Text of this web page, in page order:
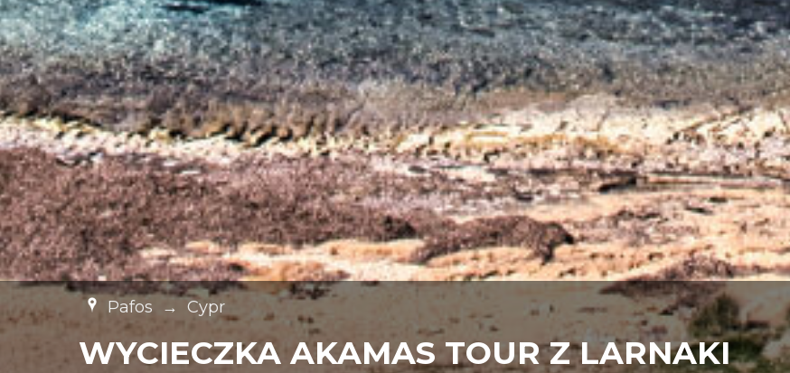
Pafos → Cypr
WYCIECZKA AKAMAS TOUR Z LARNAKI